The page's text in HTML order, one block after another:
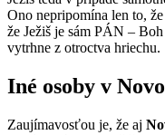
Ono nepripomína len to,
že Ježiš je sám PÁN –
vytrhne z otroctva hriechu.
Iné osoby v
Zaujímavosťou je, že aj